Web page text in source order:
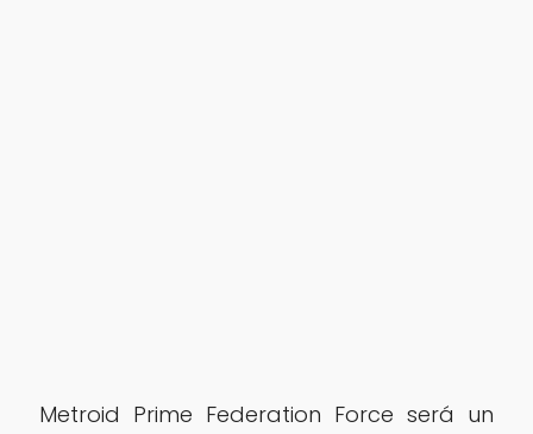
Metroid Prime Federation Force será un